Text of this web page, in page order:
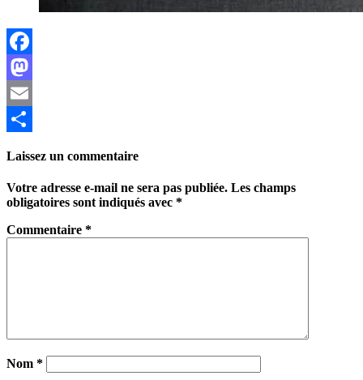
Facebook
Mastodon
Email
Laissez un commentaire
Votre adresse e-mail ne sera pas publiée. Les champs
obligatoires sont indiqués avec *
Commentaire *
Nom *